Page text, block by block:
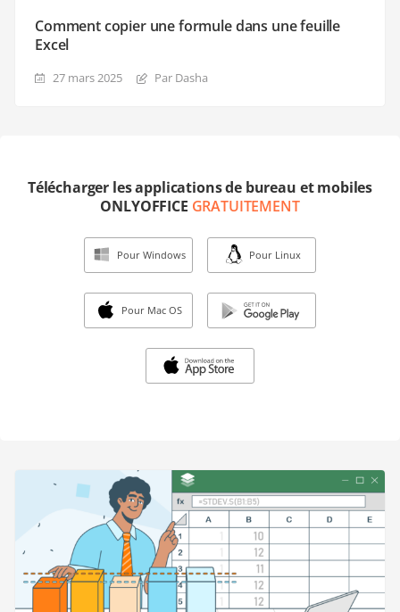
Comment copier une formule dans une feuille
Excel
27 mars 2025 Par Dasha
Télécharger les applications de bureau et mobiles
ONLYOFFICE GRATUITEMENT
Pour Windows Pour Linux
Pour Mac OS